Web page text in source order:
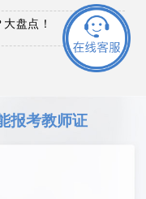
盘点！
报考教师证